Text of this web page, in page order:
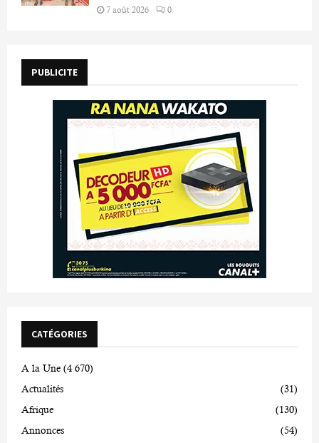
7 août 2026 0
PUBLICITE
CATÉGORIES
A la Une (4 670)
Actualités
(31)
Afrique
(130)
Annonces
(54)